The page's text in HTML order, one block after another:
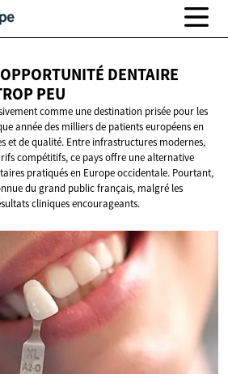
DENTAIRE
PEU
comme une destination prisée pour les
année des milliers de patients européens en
et de qualité. Entre infrastructures modernes,
compétitifs, ce pays offre une alternative
pratiqués en Europe occidentale. Pourtant,
du grand public français, malgré les
cliniques encourageants.